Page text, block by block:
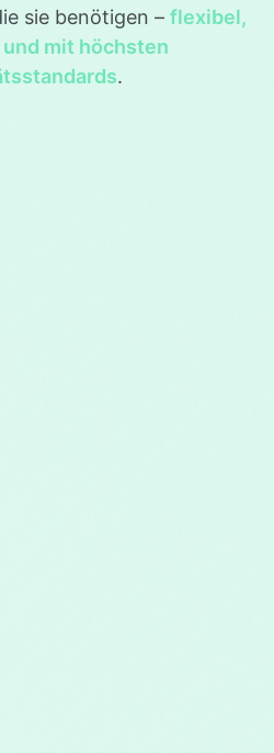
sie benötigen – flexibel,
mit höchsten
.